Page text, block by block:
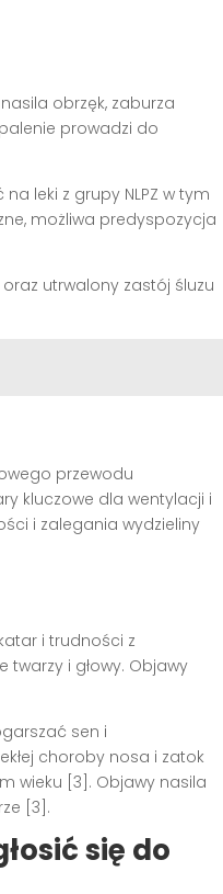
obrzęk, zaburza
prowadzi do
leki z grupy NLPZ w tym
możliwa predyspozycja
utrwalony zastój śluzu
przewodu
kluczowe dla wentylacji i
i zalegania wydzieliny
i trudności z
i głowy. Objawy
sen i
choroby nosa i zatok
wieku [3]. Objawy nasila
[3].
się do